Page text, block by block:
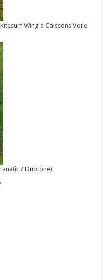
Wing à Caissons Voile
/ Duotone)